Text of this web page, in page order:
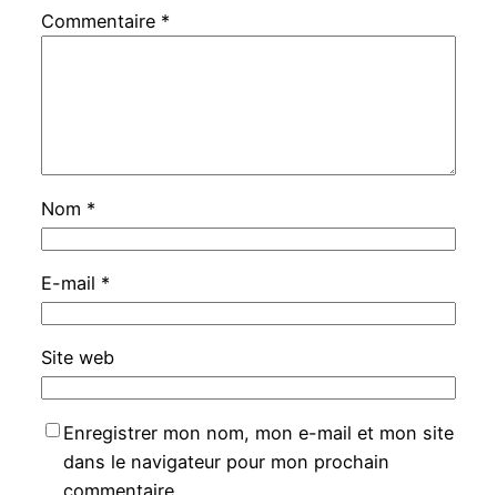
Commentaire *
Nom *
E-mail *
Site web
Enregistrer mon nom, mon e-mail et mon site
dans le navigateur pour mon prochain
commentaire.